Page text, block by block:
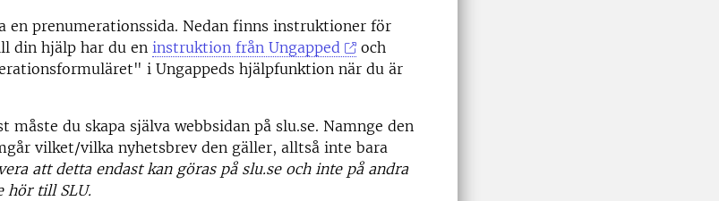
en prenumerationssida. Nedan finns instruktioner för
din hjälp har du en instruktion från Ungapped
och
i Ungappeds hjälpfunktion när du är
måste du skapa själva webbsidan på slu.se. Namnge den
vilket/vilka nyhetsbrev den gäller, alltså inte bara
att detta endast kan göras på slu.se och inte på andra
hör till SLU.